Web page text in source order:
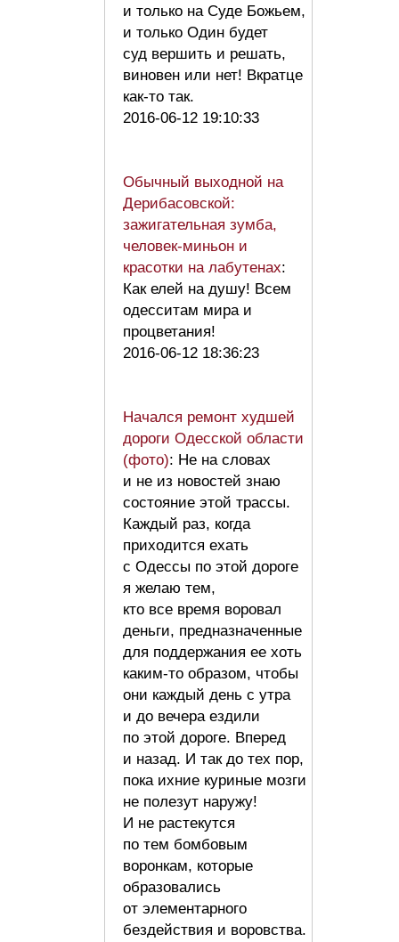
и только на Суде Божьем,
и только Один будет
суд вершить и решать,
виновен или нет! Вкратце
как-то так.
2016-06-12 19:10:33
Обычный выходной на
Дерибасовской:
зажигательная зумба,
человек-миньон и
красотки на лабутенах:
Как елей на душу! Всем
одесситам мира и
процветания!
2016-06-12 18:36:23
Начался ремонт худшей
дороги Одесской области
(фото): Не на словах
и не из новостей знаю
состояние этой трассы.
Каждый раз, когда
приходится ехать
с Одессы по этой дороге
я желаю тем,
кто все время воровал
деньги, предназначенные
для поддержания ее хоть
каким-то образом, чтобы
они каждый день с утра
и до вечера ездили
по этой дороге. Вперед
и назад. И так до тех пор,
пока ихние куриные мозги
не полезут наружу!
И не растекутся
по тем бомбовым
воронкам, которые
образовались
от элементарного
бездействия и воровства.